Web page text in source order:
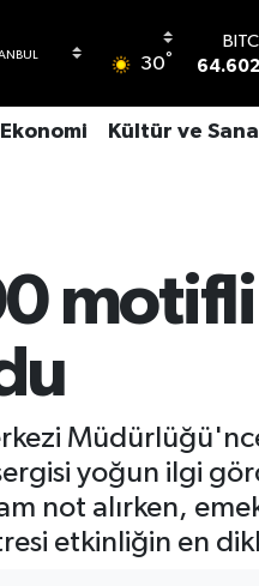
30°
Ekonomi Kültür ve
yoğun ilgi
not alırken,
etkinliğin en